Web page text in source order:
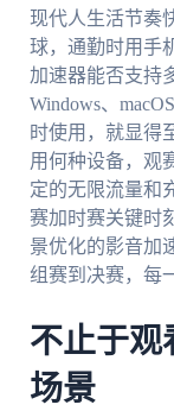
现代人生活节奏
球，通勤时用手
加速器能否支持
Windows、
时使用，就显得
用何种设备，观
定的无限流量和
赛加时赛关键时
景优化的影音加
组赛到决赛，每
不止于观
场景